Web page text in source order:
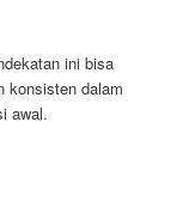
ini bisa
konsisten dalam
awal.